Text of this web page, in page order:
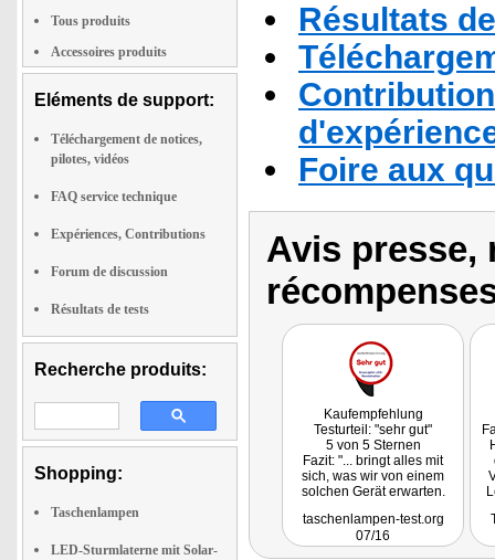
Tous produits
Accessoires produits
Eléments de support:
Téléchargement de notices,
pilotes, vidéos
FAQ service technique
Expériences, Contributions
Forum de discussion
Résultats de tests
Recherche produits:
Shopping:
Taschenlampen
LED-Sturmlaterne mit Solar-
Résultats
Foire aux
Avis presse,
Kaufempfehlung
Testurteil: "sehr gut"
5 von 5 Sternen
Fazit: "... bringt alles mit
sich, was wir von einem
solchen Gerät erwarten.
seine Helligkeit ..."
taschenlampen-test.org
07/16